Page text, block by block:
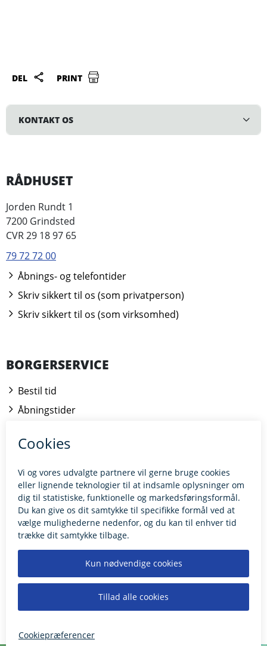
DEL PRINT
KONTAKT OS
RÅDHUSET
Jorden Rundt 1
7200 Grindsted
CVR 29 18 97 65
79 72 72 00
Åbnings- og telefontider
Skriv sikkert til os (som privatperson)
Skriv sikkert til os (som virksomhed)
BORGERSERVICE
Bestil tid
Åbningstider
Kontakt borgerrådgiveren
BILLUND.DK
Tilgængelighedserklæring
Giv feedback til hjemmesiden